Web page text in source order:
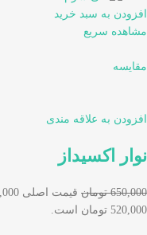
افزودن به سبد خرید
مشاهده سریع
مقایسه
افزودن به علاقه مندی
نوار اکسیداز
650,000 تومان قیمت اصلی 650,000 تومان بود.
520,000 تومان است.